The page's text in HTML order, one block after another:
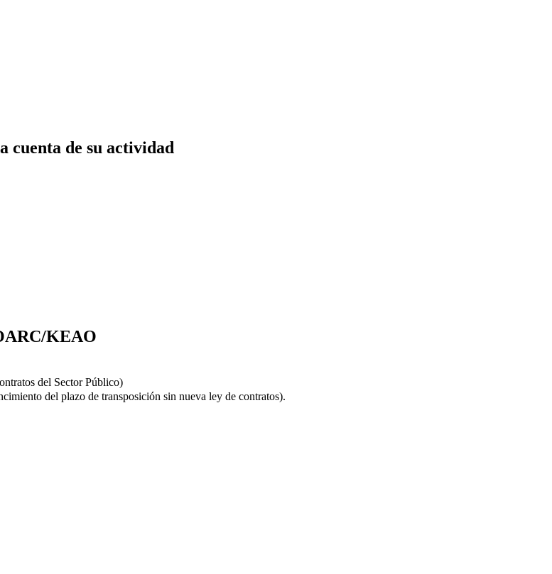
cuenta de su actividad
KEAO
del Sector Público)
del plazo de transposición sin nueva ley de contratos).